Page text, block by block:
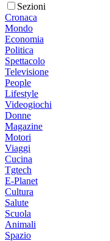
Sezioni
Cronaca
Mondo
Economia
Politica
Spettacolo
Televisione
People
Lifestyle
Videogiochi
Donne
Magazine
Motori
Viaggi
Cucina
Tgtech
E-Planet
Cultura
Salute
Scuola
Animali
Spazio